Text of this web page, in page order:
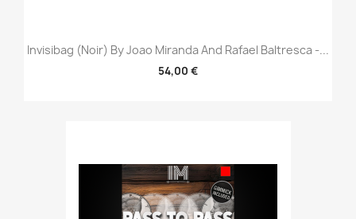
Invisibag (Noir) By Joao Miranda And Rafael Baltresca -...
54,00 €